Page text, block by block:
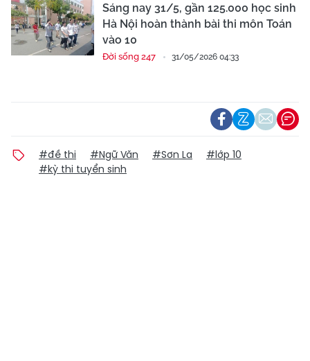
Sáng nay 31/5, gần 125.000 học sinh
Hà Nội hoàn thành bài thi môn Toán
vào 10
Đời sống 247 31/05/2026 04:33
#đề thi #Ngữ Văn #Sơn La
#lớp 10
#kỳ thi tuyển sinh